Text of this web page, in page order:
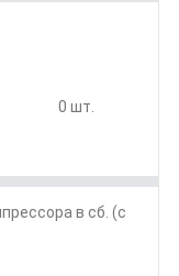
0 шт.
в сб. (с